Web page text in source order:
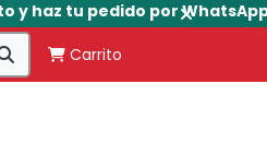
tu pedido por WhatsApp
Carrito